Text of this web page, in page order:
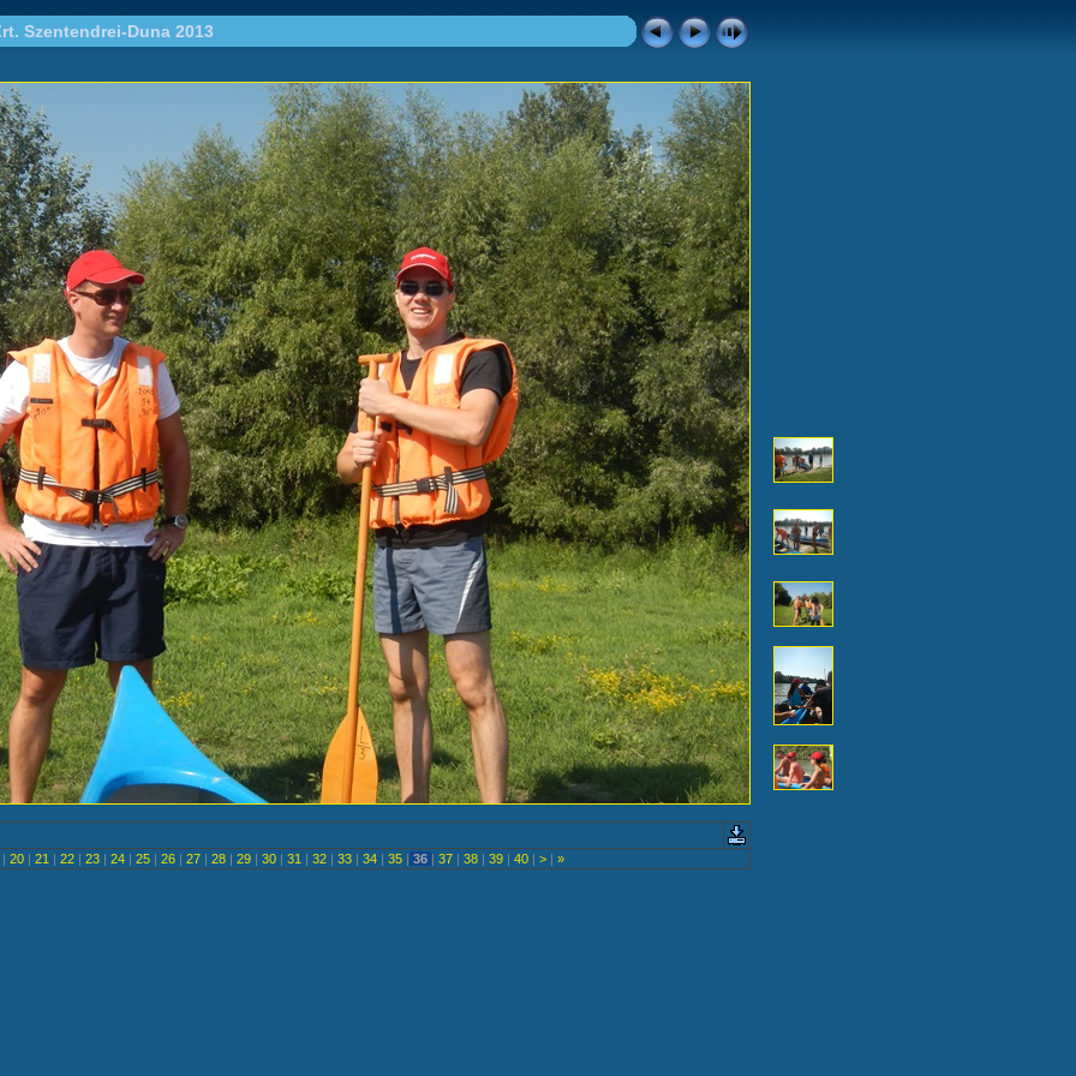
Szentendrei-Duna 2013
| 20 | 21 | 22 | 23 | 24 | 25 | 26 | 27 | 28 | 29 | 30 | 31 | 32 | 33 | 34 | 35 | 36 | 37 | 38 | 39 | 40 | > | »